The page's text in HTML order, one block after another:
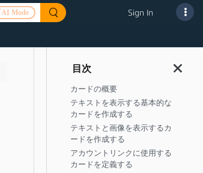
AI Mode Sign In
カードの概要
テキストを表示する基本的な
カードを作成する
テキストと画像を表示するカ
ードを作成する
アカウントリンクに使用する
カードを定義する